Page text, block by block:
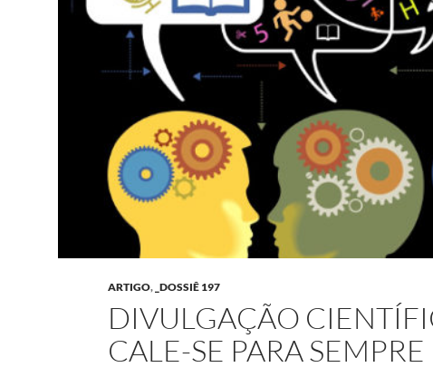
ARTIGO, _DOSSIÊ 197
DIVULGAÇÃO
CALE-SE PARA SEMPRE